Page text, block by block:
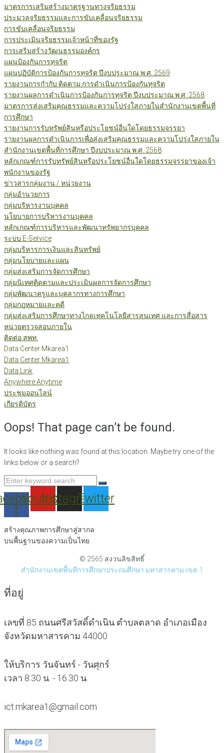
มาตรการเสริมสร้างมาตรฐานทางจริยธรรม
ประมวลจริยธรรมและการขับเคลื่อนจริยธรรม
การขับเคลื่อนจริยธรรม
การประเมินจริยธรรมเจ้าหน้าที่ของรัฐ
การเสริมสร้างวัฒนธรรมองค์กร
แผนป้องกันการทุจริต
แผนปฏิบัติการป้องกันการทุจริต ปีงบประมาณ พ.ศ. 2569
รายงานการกำกับ ติดตาม การดำเนินการป้องกันทุจริต
รายงานผลการดำเนินการป้องกันการทุจริต ปีงบประมาณ พ.ศ. 2568
มาตรการส่งเสริมคุณธรรมและความโปร่งใสภายในสำนักงานเขตพื้นที่
การศึกษา
รายงานการรับทรัพย์สินหรือประโยชน์อื่นใดโดยธรรมจรรยา
รายงานผลการดำเนินการเพื่อส่งเสริมคุณธรรมและความโปร่งใสภายใน
สำนักงานเขตพื้นที่การศึกษา ปีงบประมาณ พ.ศ. 2568
หลักเกณฑ์การรับทรัพย์สินหรือประโยชน์อื่นใดโดยธรรมจรรยาของเจ้า
พนักงานของรัฐ
ข่าวสารกลุ่มงาน / หน่วยงาน
กลุ่มอำนวยการ
กลุ่มบริหารงานบุคคล
นโยบายการบริหารงานบุคคล
หลักเกณฑ์การบริหารและพัฒนาทรัพยากรบุคคล
ระบบ E-Service
กลุ่มบริหารการเงินและสินทรัพย์
กลุ่มนโยบายและแผน
กลุ่มส่งเสริมการจัดการศึกษา
กลุ่มนิเทศติดตามและประเมินผลการจัดการศึกษา
กลุ่มพัฒนาครูและบุคลากรทางการศึกษา
กลุ่มกฎหมายและคดี
กลุ่มส่งเสริมการศึกษาทางไกลเทคโนโลยีสารสนเทศ และการสื่อสาร
หน่วยตรวจสอบภายใน
ติดต่อ สพท.
Data Center Mkarea1
Data Center Mkarea1
Data Link
Anywhere Anytime
ประชุมออนไลน์
เกียรติบัตร
Oops! That page can’t be found.
It looks like nothing was found at this location. Maybe try one of the
links below or a search?
Search
for:
f
Youtube
Instagram
Twitter
สร้างคุณภาพการศึกษาสู่สากล
บนพื้นฐานของความเป็นไทย
© 2565 สงวนลิขสิทธิ์
สำนักงานเขตพื้นที่การศึกษาประถมศึกษา มหาสารคาม เขต 1
ที่อยู่
เลขที่ 85 ถนนศรีสวัสดิ์ดำเนิน ตำบลตลาด อำเภอเมือง
จังหวัดมหาสารคาม 44000
ให้บริการ วันจันทร์ - วันศุกร์
เวลา 8.30 น. - 16.30 น.
ict.mkarea1@gmail.com